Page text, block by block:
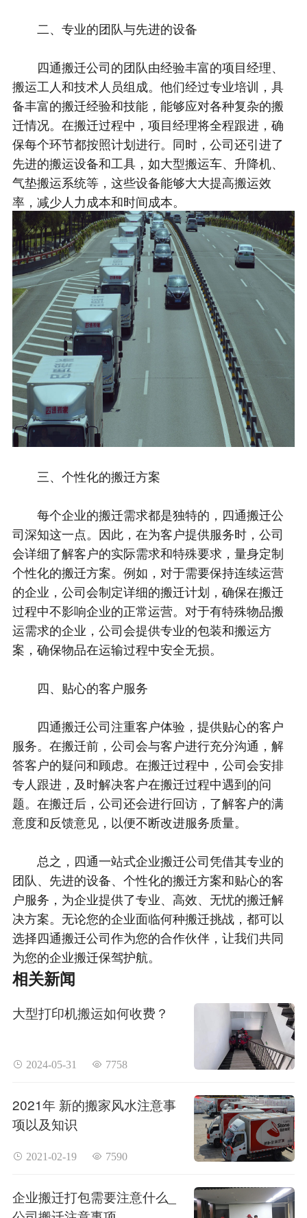
二、专业的团队与先进的设备
四通搬迁公司的团队由经验丰富的项目经理、
搬运工人和技术人员组成。他们经过专业培训，具
备丰富的搬迁经验和技能，能够应对各种复杂的搬
迁情况。在搬迁过程中，项目经理将全程跟进，确
保每个环节都按照计划进行。同时，公司还引进了
先进的搬运设备和工具，如大型搬运车、升降机、
气垫搬运系统等，这些设备能够大大提高搬运效
率，减少人力成本和时间成本。
三、个性化的搬迁方案
每个企业的搬迁需求都是独特的，四通搬迁公
司深知这一点。因此，在为客户提供服务时，公司
会详细了解客户的实际需求和特殊要求，量身定制
个性化的搬迁方案。例如，对于需要保持连续运营
的企业，公司会制定详细的搬迁计划，确保在搬迁
过程中不影响企业的正常运营。对于有特殊物品搬
运需求的企业，公司会提供专业的包装和搬运方
案，确保物品在运输过程中安全无损。
四、贴心的客户服务
四通搬迁公司注重客户体验，提供贴心的客户
服务。在搬迁前，公司会与客户进行充分沟通，解
答客户的疑问和顾虑。在搬迁过程中，公司会安排
专人跟进，及时解决客户在搬迁过程中遇到的问
题。在搬迁后，公司还会进行回访，了解客户的满
意度和反馈意见，以便不断改进服务质量。
总之，四通一站式企业搬迁公司凭借其专业的
团队、先进的设备、个性化的搬迁方案和贴心的客
户服务，为企业提供了专业、高效、无忧的搬迁解
决方案。无论您的企业面临何种搬迁挑战，都可以
选择四通搬迁公司作为您的合作伙伴，让我们共同
为您的企业搬迁保驾护航。
相关新闻
大型打印机搬运如何收费？
 2024-05-31  7758
2021年 新的搬家风水注意事
项以及知识
 2021-02-19  7590
企业搬迁打包需要注意什么_